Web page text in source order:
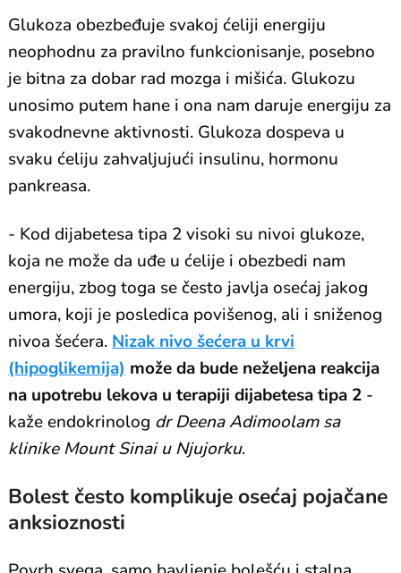
Glukoza obezbeđuje svakoj ćeliji energiju
neophodnu za pravilno funkcionisanje, posebno
je bitna za dobar rad mozga i mišića. Glukozu
unosimo putem hane i ona nam daruje energiju za
svakodnevne aktivnosti. Glukoza dospeva u
svaku ćeliju zahvaljujući insulinu, hormonu
pankreasa.
- Kod dijabetesa tipa 2 visoki su nivoi glukoze,
koja ne može da uđe u ćelije i obezbedi nam
energiju, zbog toga se često javlja osećaj jakog
umora, koji je posledica povišenog, ali i sniženog
nivoa šećera. Nizak nivo šećera u krvi
(hipoglikemija) može da bude neželjena reakcija
na upotrebu lekova u terapiji dijabetesa tipa 2 -
kaže endokrinolog dr Deena Adimoolam sa
klinike Mount Sinai u Njujorku.
Bolest često komplikuje osećaj pojačane
anksioznosti